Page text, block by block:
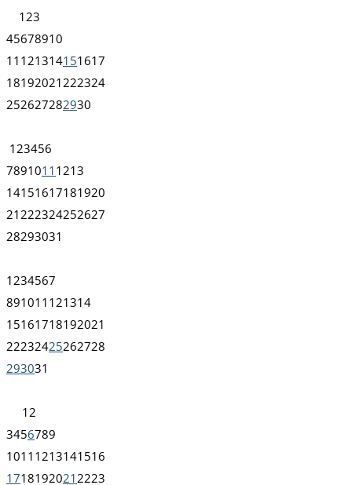
1 23
45678910
11 121314151617
18192021 222324
252627282930
1 23456
7891011 1213
14151617181920
21 222324252627
28293031
1 234567
891011 121314
15161718192021
22232425262728
293031
1 2
3456789
1011 1213141516
1718192021 2223